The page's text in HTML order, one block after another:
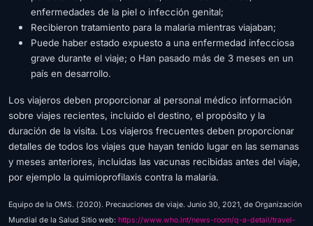
enfermedades de la piel o infección genital;
Recibieron tratamiento para la malaria mientras viajaban;
Puede haber estado expuesto a una enfermedad infecciosa
grave durante el viaje; o Han pasado más de 3 meses en un
país en desarrollo.
Los viajeros deben proporcionar al personal médico información
sobre viajes recientes, incluido el destino, el propósito y la
duración de la visita. Los viajeros frecuentes deben proporcionar
detalles de todos los viajes que hayan tenido lugar en las semanas
y meses anteriores, incluidas las vacunas recibidas antes del viaje,
por ejemplo la quimioprofilaxis contra la malaria.
Equipo de la OMS. (2020). Precauciones de viaje. Junio 30, 2021, de Organización
Mundial de la Salud Sitio web: https://www.who.int/news-room/q-a-detail/travel-